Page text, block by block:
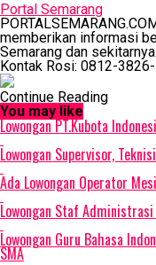
Portal Semarang
memberikan informasi
Semarang dan
Kontak Rosi: 0812-
Continue Reading
You may like
Lowongan PT.Kubota
Lowongan Supervisor,
Ada Lowongan Operator
Lowongan Staf
Lowongan Guru Bahasa
SMA